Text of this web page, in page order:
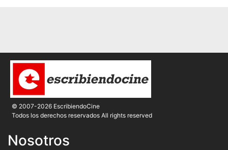
© 2007-2026 EscribiendoCine
Todos los derechos reservados All rights reserved
Nosotros